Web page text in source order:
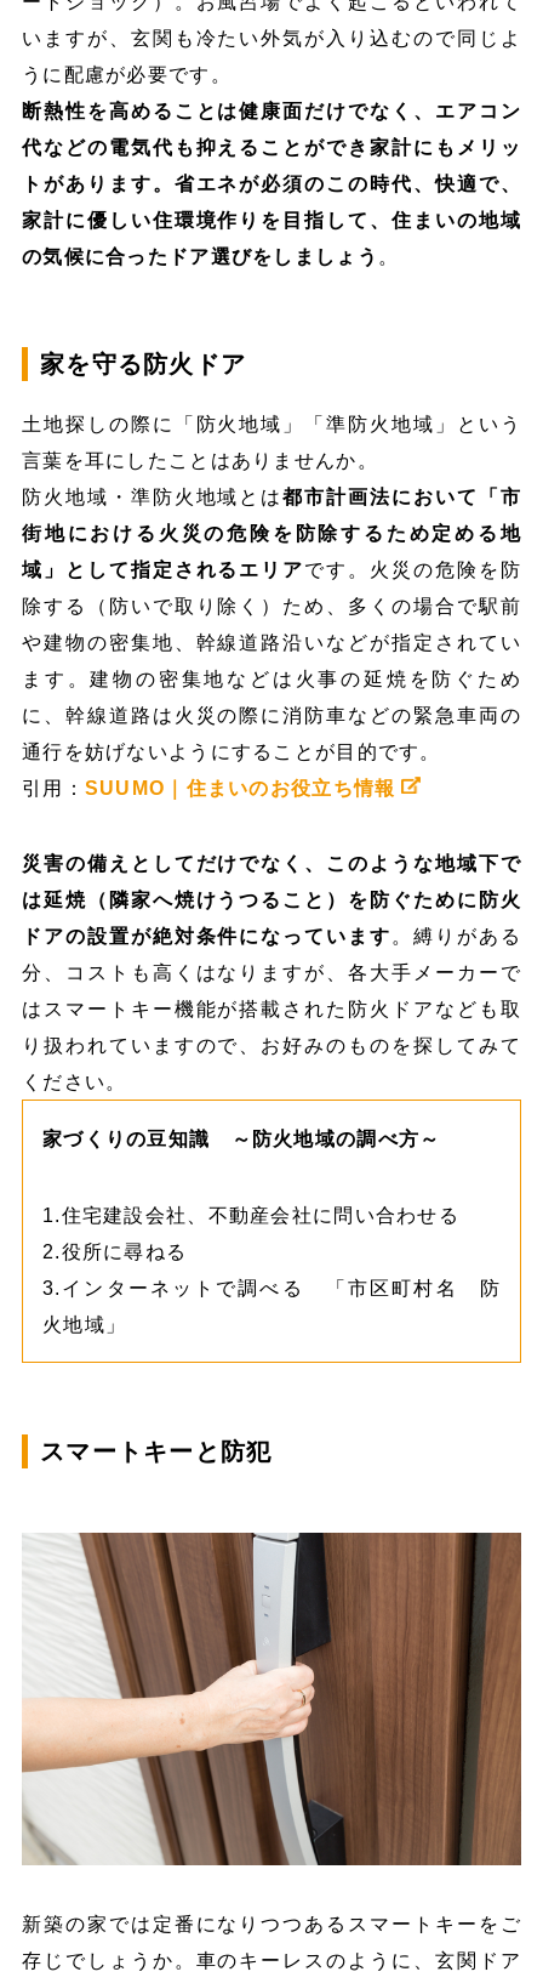
いますが、玄関も冷たい外気が入り込むので同じよ
うに配慮が必要です。
断熱性を高めることは健康面だけでなく、エアコン
代などの電気代も抑えることができ家計にもメリッ
トがあります。省エネが必須のこの時代、快適で、
家計に優しい住環境作りを目指して、住まいの地域
の気候に合ったドア選びをしましょう 。
家を守る防火ドア
土地探しの際に「防火地域」「準防火地域」という
言葉を耳にしたことはありませんか。
防火地域・準防火地域とは都市計画法において「市
街地における火災の危険を防除するため定める地
域」として指定されるエリアです。火災の危険を防
除する（防いで取り除く）ため、多くの場合で駅前
や建物の密集地、幹線道路沿いなどが指定されてい
ます。建物の密集地などは火事の延焼を防ぐため
に、幹線道路は火災の際に消防車などの緊急車両の
通行を妨げないようにすることが目的です。
引用： SUUMO｜住まいのお役立ち情報
災害の備えとしてだけでなく、このような地域下で
は延焼（隣家へ焼けうつること）を防ぐために防火
ドアの設置が絶対条件になっています 。縛りがある
分、コストも高くはなりますが、各大手メーカーで
はスマートキー機能が搭載された防火ドアなども取
り扱われていますので、お好みのものを探してみて
ください。
家づくりの豆知識 ～防火地域の調べ方～
1.住宅建設会社、不動産会社に問い合わせる
2.役所に尋ねる
3.インターネットで調べる 「市区町村名 防
火地域」
スマートキーと防犯
新築の家では定番になりつつあるスマートキーをご
存じでしょうか。車のキーレスのように、玄関ドア